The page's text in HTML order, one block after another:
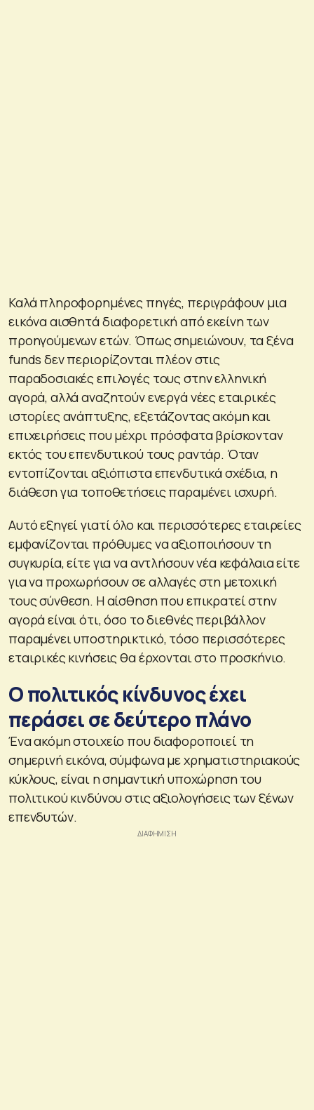
Καλά πληροφορημένες πηγές, περιγράφουν μια
εικόνα αισθητά διαφορετική από εκείνη των
προηγούμενων ετών. Όπως σημειώνουν, τα ξένα
funds δεν περιορίζονται πλέον στις
παραδοσιακές επιλογές τους στην ελληνική
αγορά, αλλά αναζητούν ενεργά νέες εταιρικές
ιστορίες ανάπτυξης, εξετάζοντας ακόμη και
επιχειρήσεις που μέχρι πρόσφατα βρίσκονταν
εκτός του επενδυτικού τους ραντάρ. Όταν
εντοπίζονται αξιόπιστα επενδυτικά σχέδια, η
διάθεση για τοποθετήσεις παραμένει ισχυρή.
Αυτό εξηγεί γιατί όλο και περισσότερες εταιρείες
εμφανίζονται πρόθυμες να αξιοποιήσουν τη
συγκυρία, είτε για να αντλήσουν νέα κεφάλαια είτε
για να προχωρήσουν σε αλλαγές στη μετοχική
τους σύνθεση. Η αίσθηση που επικρατεί στην
αγορά είναι ότι, όσο το διεθνές περιβάλλον
παραμένει υποστηρικτικό, τόσο περισσότερες
εταιρικές κινήσεις θα έρχονται στο προσκήνιο.
Ο πολιτικός κίνδυνος έχει
περάσει σε δεύτερο πλάνο
Ένα ακόμη στοιχείο που διαφοροποιεί τη
σημερινή εικόνα, σύμφωνα με χρηματιστηριακούς
κύκλους, είναι η σημαντική υποχώρηση του
πολιτικού κινδύνου στις αξιολογήσεις των ξένων
επενδυτών.